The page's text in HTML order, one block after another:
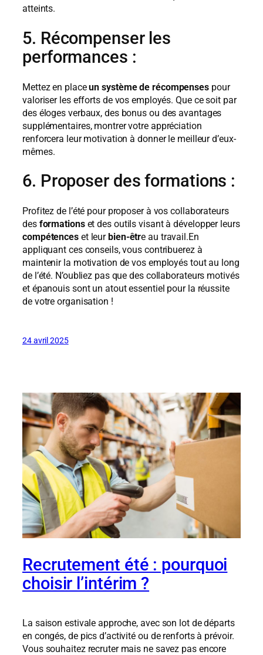
atteints.
5. Récompenser les
performances :
Mettez en placeun système de récompensespour
valoriser les efforts de vos employés. Que ce soit par
des éloges verbaux, des bonus ou des avantages
supplémentaires, montrer votre appréciation
renforcera leur motivation à donner le meilleur d’eux-
mêmes.
6. Proposer des formations :
Profitez de l’été pour proposer à vos collaborateurs
des formationset des outils visant à développer leurs
compétenceset leurbien-être au travail.En
appliquant ces conseils, vous contribuerez à
maintenir la motivation de vos employés tout au long
de l’été. N’oubliez pas que des collaborateurs motivés
et épanouis sont un atout essentiel pour la réussite
de votre organisation !
24 avril 2025
Recrutement été : pourquoi
choisir l’intérim ?
La saison estivale approche, avec son lot de départs
en congés, de pics d’activité ou de renforts à prévoir.
Vous souhaitez recruter mais ne savez pas encore